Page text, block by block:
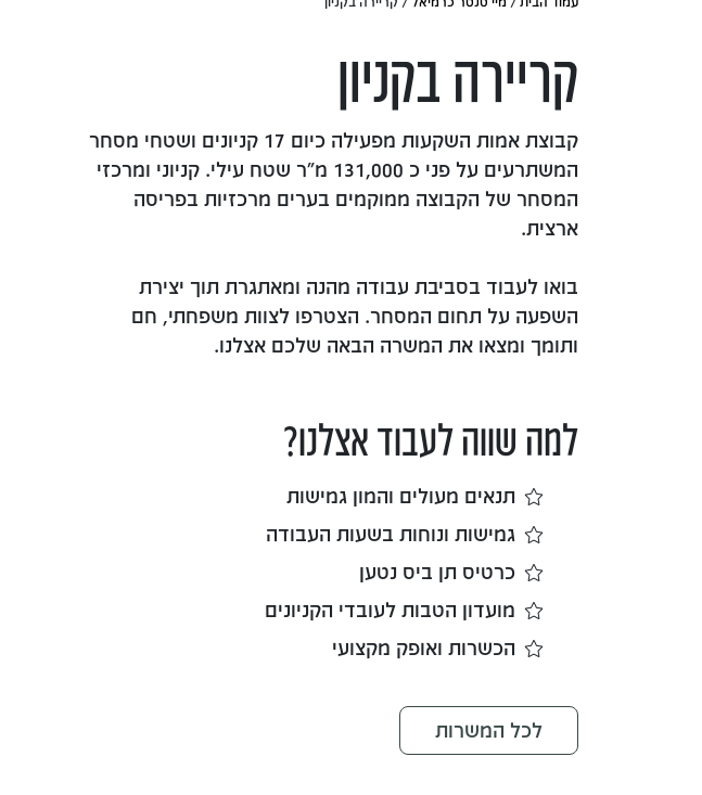
קריירה בקניון
קבוצת אמות השקעות מפעילה כיום 17 קניונים ושטחי מסחר
המשתרעים על פני כ 131,000 מ"ר שטח עילי. קניוני ומרכזי
המסחר של הקבוצה ממוקמים בערים מרכזיות בפריסה
ארצית.
בואו לעבוד בסביבת עבודה מהנה ומאתגרת תוך יצירת
השפעה על תחום המסחר. הצטרפו לצוות משפחתי, חם
ותומך ומצאו את המשרה הבאה שלכם אצלנו.
למה שווה לעבוד אצלנו?
תנאים מעולים והמון גמישות
גמישות ונוחות בשעות העבודה
כרטיס תן ביס נטען
מועדון הטבות לעובדי הקניונים
הכשרות ואופק מקצועי
לכל המשרות